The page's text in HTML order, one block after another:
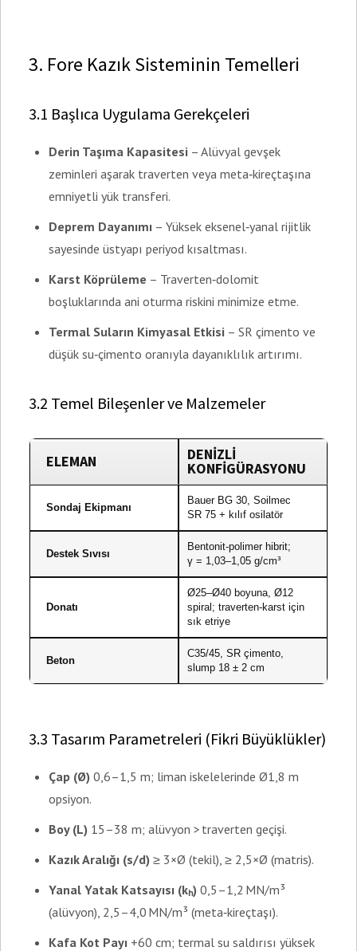
3. Fore Kazık Sisteminin Temelleri
3.1 Başlıca Uygulama Gerekçeleri
Derin Taşıma Kapasitesi – Alüvyal gevşek
zeminleri aşarak traverten veya meta‑kireçtaşına
emniyetli yük transferi.
Deprem Dayanımı – Yüksek eksenel‑yanal rijitlik
sayesinde üstyapı periyod kısaltması.
Karst Köprüleme – Traverten‑dolomit
boşluklarında ani oturma riskini minimize etme.
Termal Suların Kimyasal Etkisi – SR çimento ve
düşük su‑çimento oranıyla dayanıklılık artırımı.
3.2 Temel Bileşenler ve Malzemeler
ELEMAN DENIZLI
KONFIGÜRASYONU
Sondaj Ekipmanı
Bauer BG 30, Soilmec
SR 75 + kılıf osilatör
Destek Sıvısı
Bentonit‑polimer hibrit;
γ = 1,03–1,05 g/cm³
Donatı
Ø25–Ø40 boyuna, Ø12
spiral; traverten‑karst için
sık etriye
Beton
C35/45, SR çimento,
slump 18 ± 2 cm
3.3 Tasarım Parametreleri (Fikri Büyüklükler)
Çap (Ø) 0,6–1,5 m; liman iskelelerinde Ø1,8 m
opsiyon.
Boy (L) 15–38 m; alüvyon > traverten geçişi.
Kazık Aralığı (s/d) ≥ 3×Ø (tekil), ≥ 2,5×Ø (matris).
Yanal Yatak Katsayısı (kₕ) 0,5–1,2 MN/m³
(alüvyon), 2,5–4,0 MN/m³ (meta‑kireçtaşı).
Kafa Kot Payı +60 cm; termal su saldırısı yüksek